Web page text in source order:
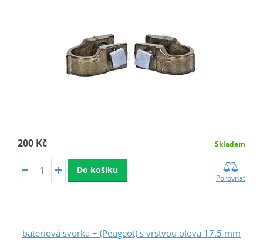
200 Kč Skladem
Do košíku
Porovnat
bateriová svorka + (Peugeot) s vrstvou olova 17.5 mm